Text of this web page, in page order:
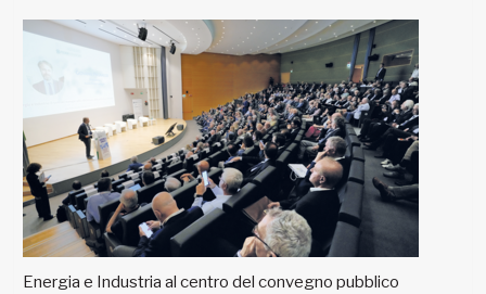
Energia e Industria al centro del convegno pubblico